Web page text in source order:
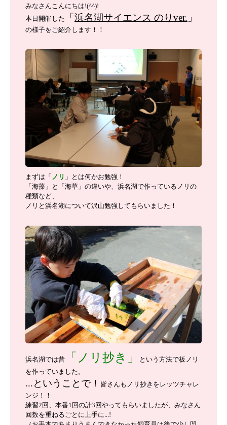
みなさんこんにちは!(^^)!
本日開催した
「 浜名湖サイエンス のりver. 」
の様子をご紹介します！！
まずは「 ノリ 」とは何かお勉強！
「海藻」と「海草」の違いや、浜名湖で作っているノリの
種類など、
ノリと浜名湖について沢山勉強してもらいました！
浜名湖では昔 「ノリ抄き」
という方法で板ノリ
を作っていました。
...ということで！ 皆さんもノリ抄きをレッツチャレ
ンジ！！
練習2回、本番1回の計3回やってもらいましたが、みなさん
回数を重ねるごとに上手に...!